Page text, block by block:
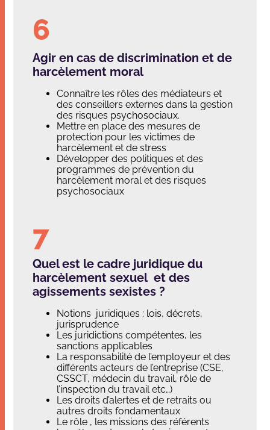
Agir en cas de discrimination et de
harcèlement moral
Connaître les rôles des médiateurs et
des conseillers externes dans la gestion
des risques psychosociaux.
Mettre en place des mesures de
protection pour les victimes de
harcèlement et de stress
Développer des politiques et des
programmes de prévention du
harcèlement moral et des risques
psychosociaux
Quel est le cadre juridique du
harcèlement sexuel et des
agissements sexistes ?
Notions juridiques : lois, décrets,
jurisprudence
Les juridictions compétentes, les
sanctions applicables
La responsabilité de l’employeur et des
différents acteurs de l’entreprise (CSE,
CSSCT, médecin du travail, rôle de
l’inspection du travail etc…)
Les droits d’alertes et de retraits ou
autres droits fondamentaux
Le rôle , les missions des référents